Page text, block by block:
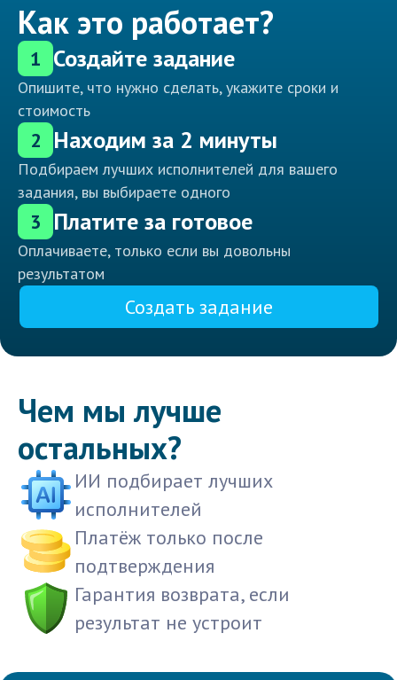
Как это работает?
1 Создайте задание
Опишите, что нужно сделать, укажите сроки и
стоимость
2 Находим за 2 минуты
Подбираем лучших исполнителей для вашего
задания, вы выбираете одного
3 Платите за готовое
Оплачиваете, только если вы довольны
результатом
Создать задание
Чем мы лучше
остальных?
ИИ подбирает лучших
исполнителей
Платёж только после
подтверждения
Гарантия возврата, если
результат не устроит